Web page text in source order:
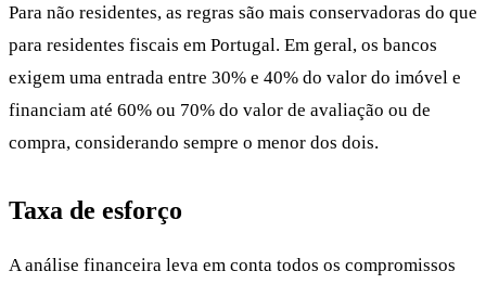
Para não residentes, as regras são mais conservadoras do que
para residentes fiscais em Portugal. Em geral, os bancos
exigem uma entrada entre 30% e 40% do valor do imóvel e
financiam até 60% ou 70% do valor de avaliação ou de
compra, considerando sempre o menor dos dois.
Taxa de esforço
A análise financeira leva em conta todos os compromissos